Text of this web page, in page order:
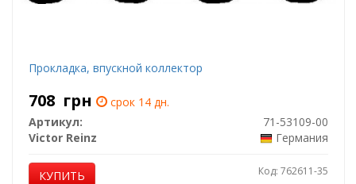
Прокладка, впускной коллектор
708 грн
срок 14 дн.
Артикул:
71-53109-00
Victor Reinz
Германия
КУПИТЬ Код: 762611-35